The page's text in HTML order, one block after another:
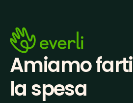
Amiamo farti
la spesa